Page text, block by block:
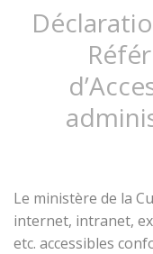
Le ministère de la
internet, intranet,
etc. accessibles